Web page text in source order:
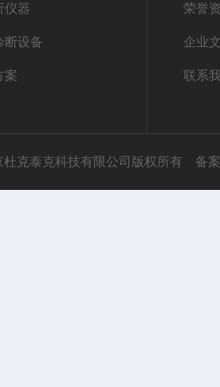
仪器
断设备
案
荣誉
企业
联系
杜克泰克科技有限公司版权所有 备